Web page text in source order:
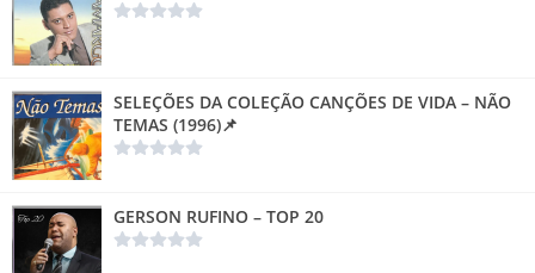
SELEÇÕES DA COLEÇÃO CANÇÕES DE VIDA – NÃO
TEMAS (1996)📌
GERSON RUFINO – TOP 20